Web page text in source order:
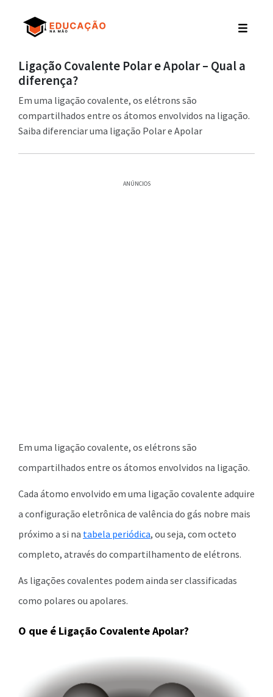
Ligação Covalente Polar e Apolar – Qual a
diferença?
Em uma ligação covalente, os elétrons são
compartilhados entre os átomos envolvidos na ligação.
Saiba diferenciar uma ligação Polar e Apolar
ANÚNCIOS
Em uma ligação covalente, os elétrons são
compartilhados entre os átomos envolvidos na ligação.
Cada átomo envolvido em uma ligação covalente adquire
a configuração eletrônica de valência do gás nobre mais
próximo a si na tabela periódica, ou seja, com octeto
completo, através do compartilhamento de elétrons.
As ligações covalentes podem ainda ser classificadas
como polares ou apolares.
O que é Ligação Covalente Apolar?